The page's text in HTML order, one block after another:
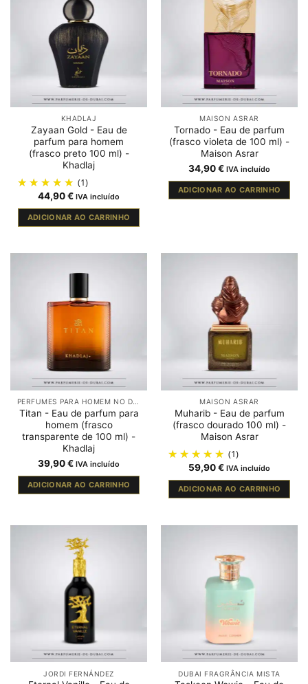
KHADLAJ
Zayaan Gold - Eau de
parfum para homem
(frasco preto 100 ml) -
Khadlaj
(1)
44,90€ IVA incluído
ADICIONAR AO CARRINHO
MAISON ASRAR
Tornado - Eau de parfum
(frasco violeta de 100 ml) -
Maison Asrar
34,90€ IVA incluído
ADICIONAR AO CARRINHO
PERFUMES PARA HOMEM NO DUBAI
Titan - Eau de parfum para
homem (frasco
transparente de 100 ml) -
Khadlaj
39,90€ IVA incluído
ADICIONAR AO CARRINHO
MAISON ASRAR
Muharib - Eau de parfum
(frasco dourado 100 ml) -
Maison Asrar
(1)
59,90€ IVA incluído
ADICIONAR AO CARRINHO
JORDI FERNÁNDEZ DUBAI FRAGRÂNCIA MISTA